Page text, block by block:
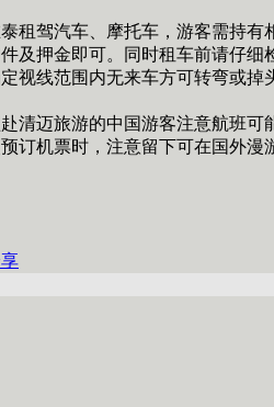
驾汽车、摩托车，游客需持有
押金即可。同时租车前请仔细
线范围内无来车方可转弯或掉
迈旅游的中国游客注意航班可
机票时，注意留下可在国外